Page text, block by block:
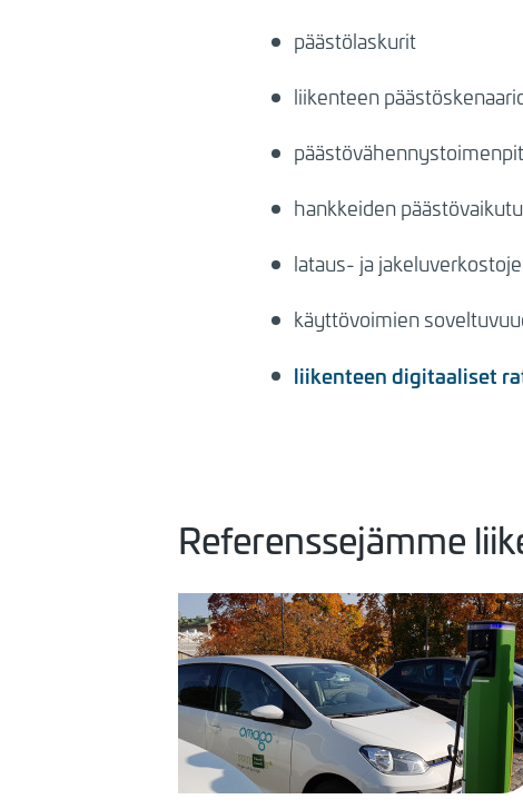
päästölaskurit
liikenteen
hankkeiden
lataus- ja
käyttövoimien
liikenteen digitaaliset
Referenssejämme
Kuva